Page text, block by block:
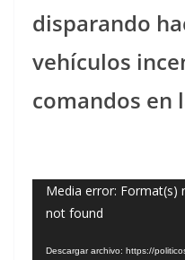
disparando
vehículos
comandos en
Reproductor
de
Media error: Format(s)
not found
Descargar archivo: https://